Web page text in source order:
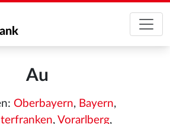
Au
Oberbayern, Bayern,
, Vorarlberg,